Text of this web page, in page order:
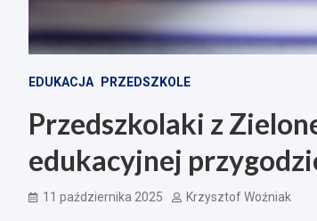
EDUKACJA PRZEDSZKOLE
Przedszkolaki z
edukacyjnej
11 października 2025 Krzysztof Woźniak